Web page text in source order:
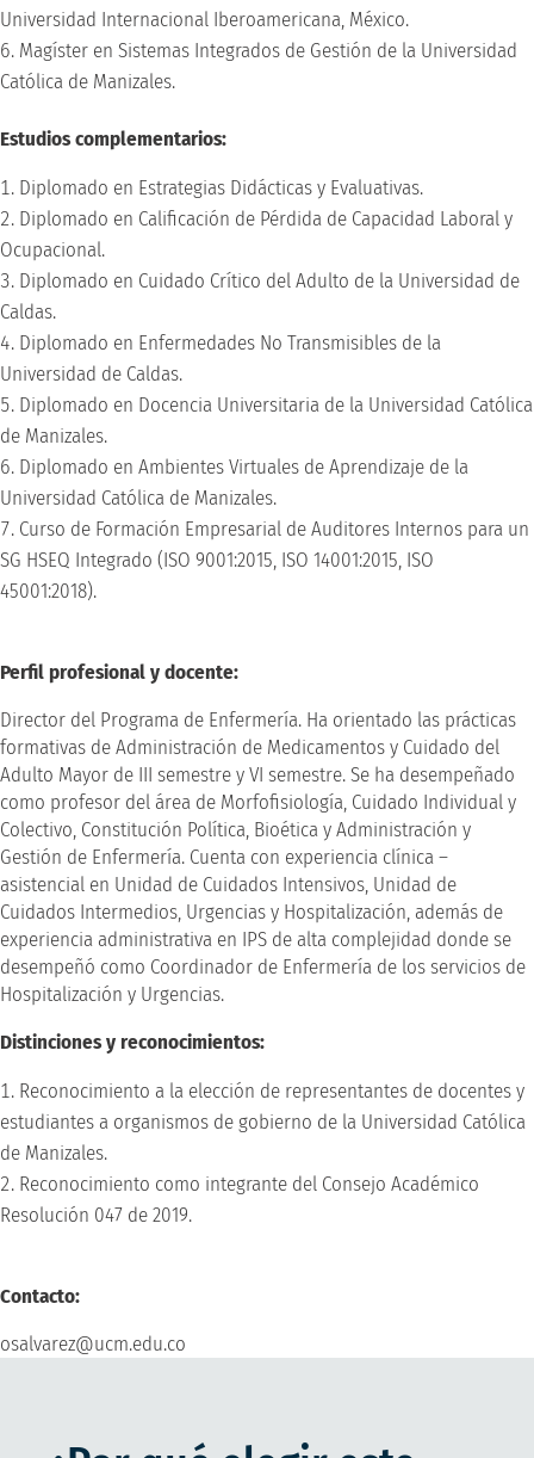
Universidad Internacional Iberoamericana, México.
Magíster en Sistemas Integrados de Gestión de la Universidad
Católica de Manizales.
Estudios complementarios:
Diplomado en Estrategias Didácticas y Evaluativas.
Diplomado en Calificación de Pérdida de Capacidad Laboral y
Ocupacional.
Diplomado en Cuidado Crítico del Adulto de la Universidad de
Caldas.
Diplomado en Enfermedades No Transmisibles de la
Universidad de Caldas.
Diplomado en Docencia Universitaria de la Universidad Católica
de Manizales.
Diplomado en Ambientes Virtuales de Aprendizaje de la
Universidad Católica de Manizales.
Curso de Formación Empresarial de Auditores Internos para un
SG HSEQ Integrado (ISO 9001:2015, ISO 14001:2015, ISO
45001:2018).
Perfil profesional y docente:
Director del Programa de Enfermería. Ha orientado las prácticas
formativas de Administración de Medicamentos y Cuidado del
Adulto Mayor de III semestre y VI semestre. Se ha desempeñado
como profesor del área de Morfofisiología, Cuidado Individual y
Colectivo, Constitución Política, Bioética y Administración y
Gestión de Enfermería. Cuenta con experiencia clínica –
asistencial en Unidad de Cuidados Intensivos, Unidad de
Cuidados Intermedios, Urgencias y Hospitalización, además de
experiencia administrativa en IPS de alta complejidad donde se
desempeñó como Coordinador de Enfermería de los servicios de
Hospitalización y Urgencias.
Distinciones y reconocimientos:
Reconocimiento a la elección de representantes de docentes y
estudiantes a organismos de gobierno de la Universidad Católica
de Manizales.
Reconocimiento como integrante del Consejo Académico
Resolución 047 de 2019.
Contacto:
osalvarez@ucm.edu.co